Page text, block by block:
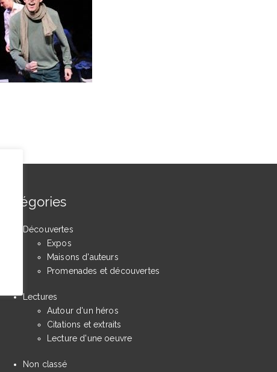
Catégories
Découvertes
Expos
Maisons d'auteurs
Promenades et découvertes
Lectures
Autour d'un héros
Citations et extraits
Lecture d'une oeuvre
Non classé